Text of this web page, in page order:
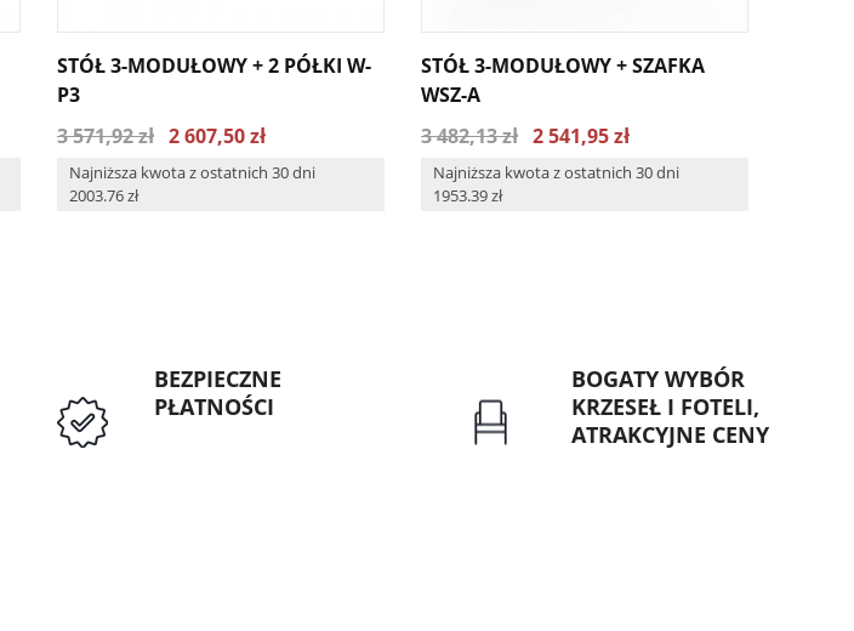
STÓŁ 3-MODUŁOWY + 2 PÓŁKI W-
P3
3 571,92 zł 2 607,50 zł
Najniższa kwota z ostatnich 30 dni
2003.76 zł
STÓŁ 3-MODUŁOWY + SZAFKA
WSZ-A
3 482,13 zł 2 541,95 zł
Najniższa kwota z ostatnich 30 dni
1953.39 zł
BEZPIECZNE
PŁATNOŚCI
BOGATY WYBÓR
KRZESEŁ I FOTELI,
ATRAKCYJNE CENY